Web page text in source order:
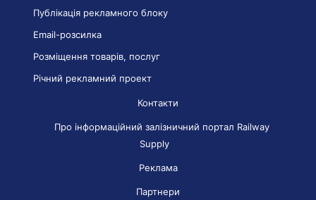
Публікація рекламного блоку
Email-розсилка
Розміщення товарів, послуг
Річний рекламний проект
Контакти
Про інформаційний залізничний портал Railway
Supply
Реклама
Партнери